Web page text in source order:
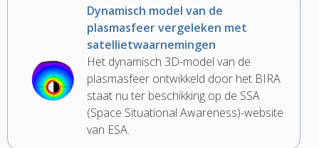
Dynamisch model van de
plasmasfeer vergeleken met
satellietwaarnemingen
Het dynamisch 3D-model van de
plasmasfeer ontwikkeld door het BIRA
staat nu ter beschikking op de SSA
(Space Situational Awareness)-website
van ESA.